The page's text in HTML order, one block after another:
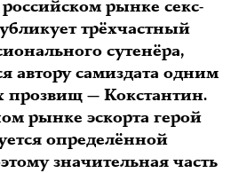
рынке секс-
трёхчастный
сутенёра,
автору самиздата одним
прозвищ — Кокстантин.
рынке эскорта герой
определённой
значительная часть